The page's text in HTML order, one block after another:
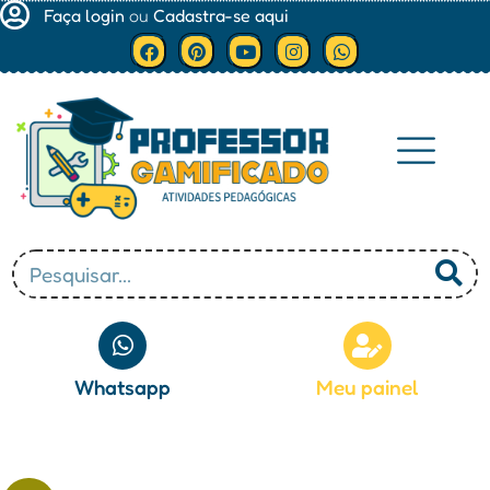
Faça login ou Cadastra-se aqui
Whatsapp Meu painel